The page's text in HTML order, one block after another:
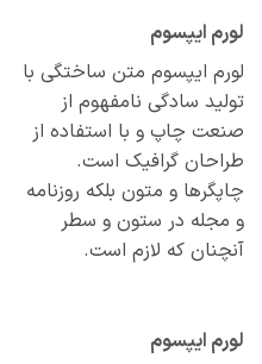
ایپسوم
ایپسوم متن ساختگی با
سادگی نامفهوم از
چاپ و با استفاده از
گرافیک است.
و متون بلکه روزنامه
در ستون و سطر
که لازم است.
ایپسوم